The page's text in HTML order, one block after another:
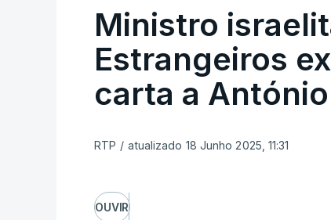
Ministro
Estrangeiros
carta a
RTP / atualizado 18 Junho 2025, 11:31
OUVIR